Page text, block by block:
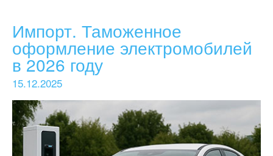
Импорт. Таможенное
оформление электромобилей
в 2026 году
15.12.2025